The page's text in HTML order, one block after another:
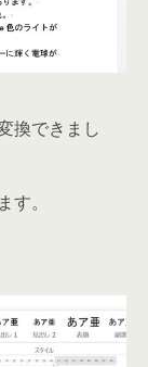
換できまし
。